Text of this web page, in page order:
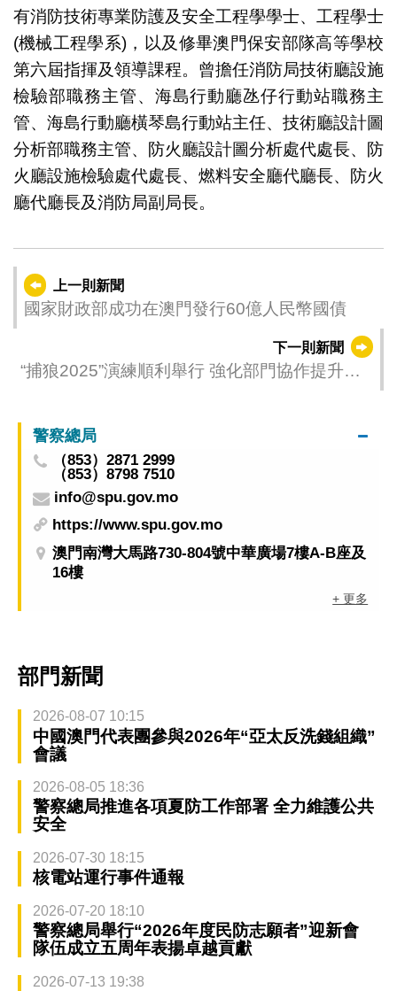
有消防技術專業防護及安全工程學學士、工程學士
(機械工程學系)，以及修畢澳門保安部隊高等學校
第六屆指揮及領導課程。曾擔任消防局技術廳設施
檢驗部職務主管、海島行動廳氹仔行動站職務主
管、海島行動廳橫琴島行動站主任、技術廳設計圖
分析部職務主管、防火廳設計圖分析處代處長、防
火廳設施檢驗處代處長、燃料安全廳代廳長、防火
廳代廳長及消防局副局長。
上一則新聞
國家財政部成功在澳門發行60億人民幣國債
下一則新聞
“捕狼2025”演練順利舉行 強化部門協作提升應
警察總局
（853）2871 2999
（853）8798 7510
info@spu.gov.mo
https://www.spu.gov.mo
澳門南灣大馬路730-804號中華廣場7樓A-B座及
16樓
+ 更多
部門新聞
2026-08-07 10:15
中國澳門代表團參與2026年“亞太反洗錢組織”
會議
2026-08-05 18:36
警察總局推進各項夏防工作部署 全力維護公共
安全
2026-07-30 18:15
核電站運行事件通報
2026-07-20 18:10
警察總局舉行“2026年度民防志願者”迎新會
隊伍成立五周年表揚卓越貢獻
2026-07-13 19:38